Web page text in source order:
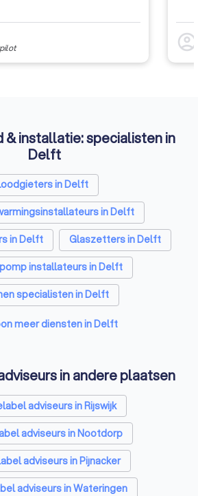
account_circle
& installatie: specialisten in
Delft
in Delft
in Delft
in Delft
Glaszetters in Delft
installateurs in Delft
specialisten in Delft
installateurs in Delft
meer diensten in Delft
in andere plaatsen
adviseurs in Rijswijk
adviseurs in Nootdorp
adviseurs in Pijnacker
adviseurs in Wateringen